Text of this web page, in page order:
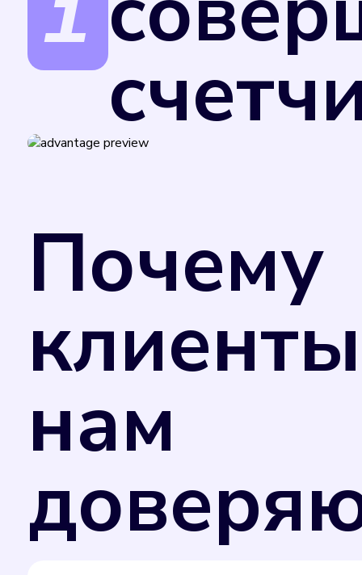
Поверка счетчиков обеспечивает
применения в сфере государственного
добровольном порядке. Однако
потребления коммунального ресурса в
отметкой в техническом паспорте
счетчика. Поэтому рекомендуем вам не
Почему
клиенты
нам